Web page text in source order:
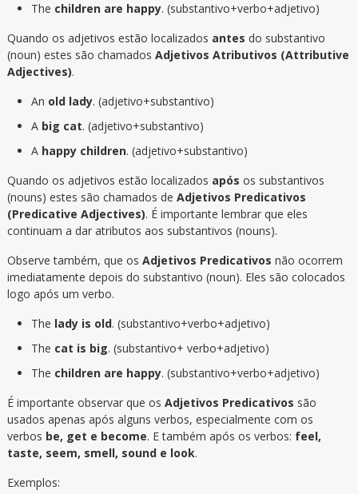
The children are happy. (substantivo+verbo+adjetivo)
Quando os adjetivos estão localizados antes do substantivo
(noun) estes são chamados Adjetivos Atributivos (Attributive
Adjectives).
An old lady. (adjetivo+substantivo)
A big cat. (adjetivo+substantivo)
A happy children. (adjetivo+substantivo)
Quando os adjetivos estão localizados após os substantivos
(nouns) estes são chamados de Adjetivos Predicativos
(Predicative Adjectives). É importante lembrar que eles
continuam a dar atributos aos substantivos (nouns).
Observe também, que os Adjetivos Predicativos não ocorrem
imediatamente depois do substantivo (noun). Eles são colocados
logo após um verbo.
The lady is old. (substantivo+verbo+adjetivo)
The cat is big. (substantivo+ verbo+adjetivo)
The children are happy. (substantivo+verbo+adjetivo)
É importante observar que os Adjetivos Predicativos são
usados apenas após alguns verbos, especialmente com os
verbos be, get e become. E também após os verbos: feel,
taste, seem, smell, sound e look.
Exemplos: